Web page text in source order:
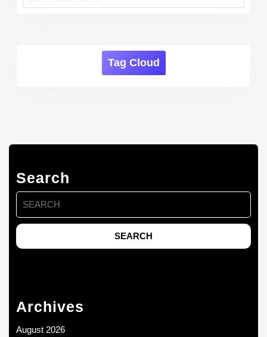
Tag Cloud
Search
Search
for:
Archives
August 2026